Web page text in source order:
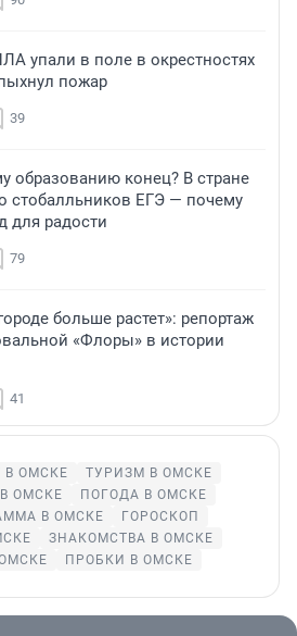
упали в поле в окрестностях
пожар
39
образованию конец? В стране
стобалльников ЕГЭ — почему
для радости
79
больше растет»: репортаж
«Флоры» в истории
41
В ОМСКЕ
ТУРИЗМ В ОМСКЕ
ОМСКЕ
ПОГОДА В ОМСКЕ
В ОМСКЕ
ГОРОСКОП
ЗНАКОМСТВА В ОМСКЕ
ПРОБКИ В ОМСКЕ